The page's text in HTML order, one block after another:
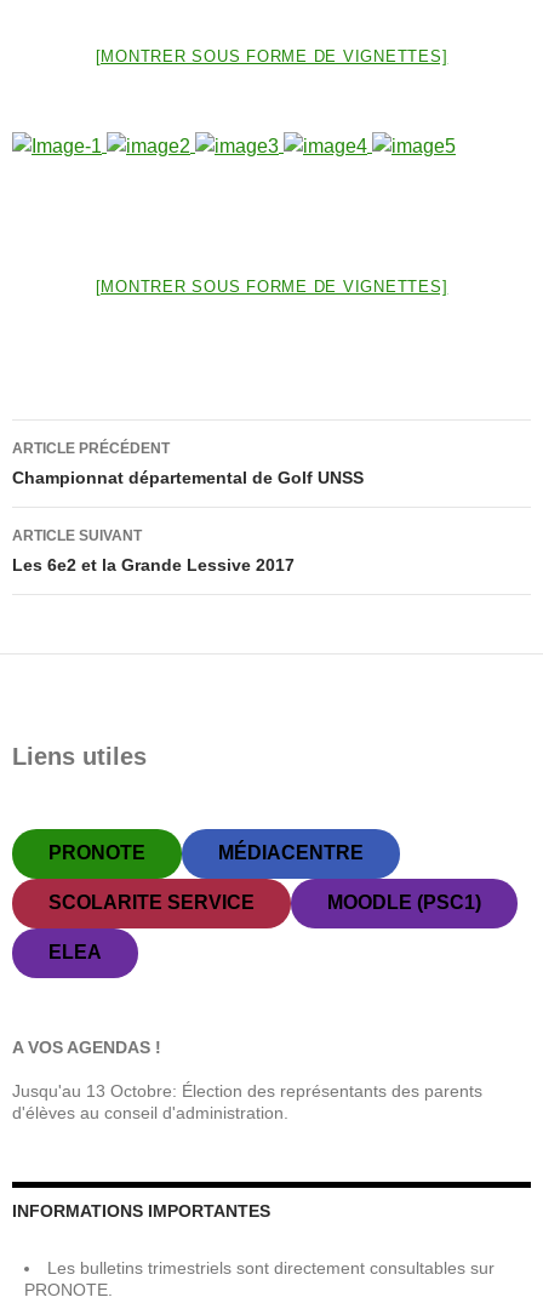
[MONTRER SOUS FORME DE VIGNETTES]
[MONTRER SOUS FORME DE VIGNETTES]
Navigation
des
articles
ARTICLE PRÉCÉDENT
Championnat départemental de Golf UNSS
ARTICLE SUIVANT
Les 6e2 et la Grande Lessive 2017
Liens utiles
PRONOTE MÉDIACENTRE
SCOLARITE SERVICE MOODLE (PSC1)
ELEA
A VOS AGENDAS !
Jusqu'au 13 Octobre: Élection des représentants des parents
d'élèves au conseil d'administration.
INFORMATIONS IMPORTANTES
Les bulletins trimestriels sont directement consultables sur
PRONOTE.